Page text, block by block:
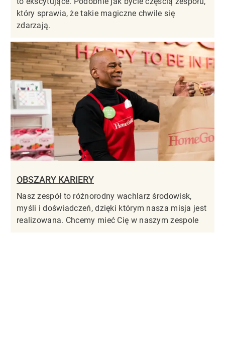
który sprawia, że takie magiczne chwile się
zdarzają.
OBSZARY KARIERY
Nasz zespół to różnorodny wachlarz środowisk,
myśli i doświadczeń, dzięki którym nasza misja jest
realizowana. Chcemy mieć Cię w naszym zespole